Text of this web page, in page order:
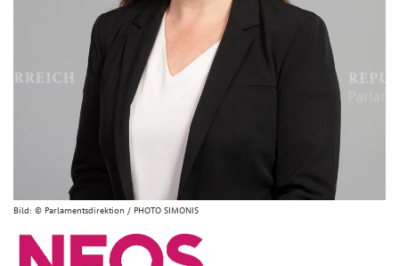
Bild: © Parlamentsdirektion / PHOTO SIMONIS